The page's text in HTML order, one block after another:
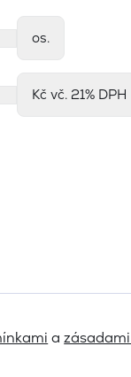
os.
Kč vč. 21% DPH
a